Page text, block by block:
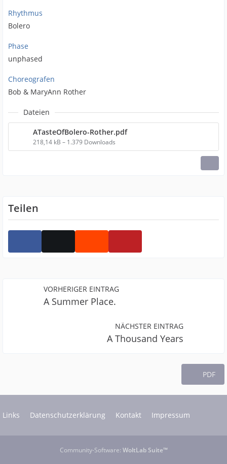
Rhythmus
Bolero
Phase
unphased
Choreografen
Bob & MaryAnn Rother
Dateien
ATasteOfBolero-Rother.pdf
218,14 kB – 1.379 Downloads
Teilen
VORHERIGER EINTRAG
A Summer Place.
NÄCHSTER EINTRAG
A Thousand Years
PDF
Links Datenschutzerklärung Kontakt Impressum
Community-Software: WoltLab Suite™